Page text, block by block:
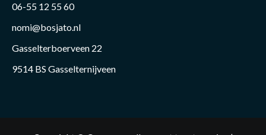
06-55 12 55 60
nomi@bosjato.nl
Gasselterboerveen 22
9514 BS Gasselternijveen